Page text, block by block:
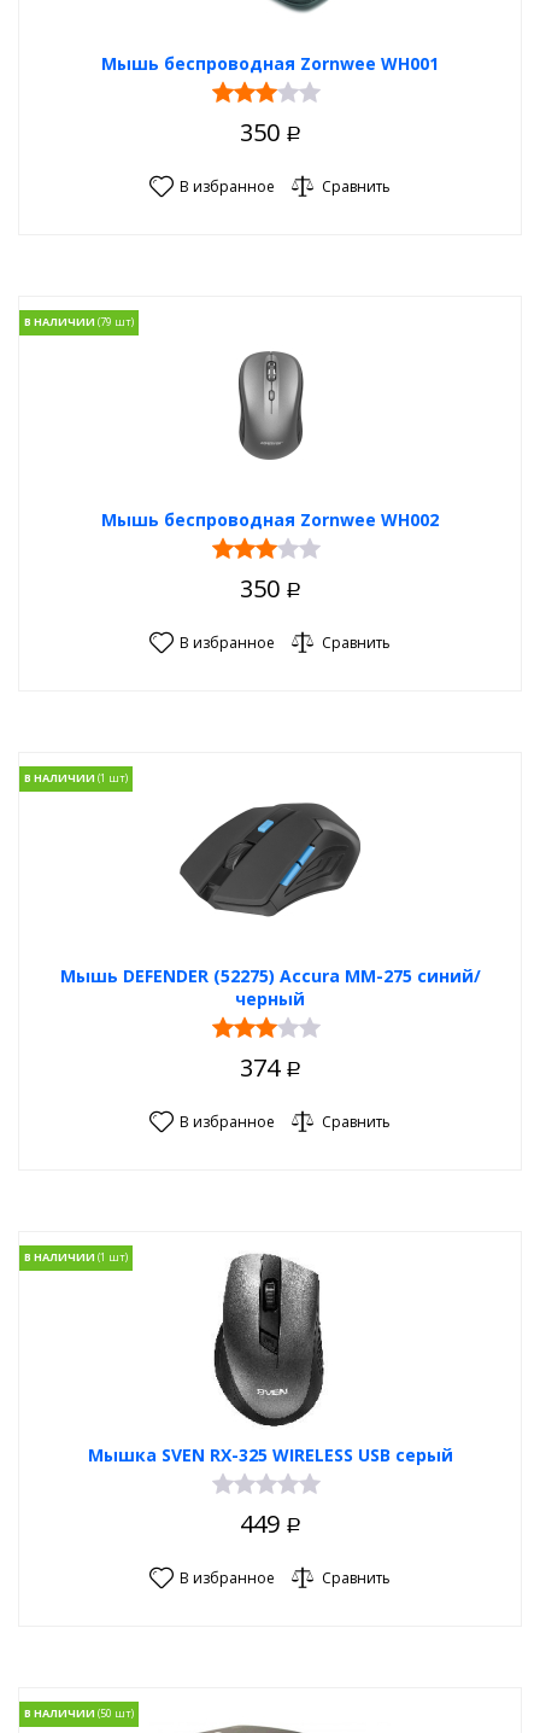
Мышь беспроводная Zornwee WH001
350 Р
В избранное Сравнить
Мышь беспроводная Zornwee WH002
В НАЛИЧИИ
350 Р
В избранное Сравнить
Мышь DEFENDER (52275) Accura MM-275 синий/
черный
В НАЛИЧИИ
374 Р
В избранное Сравнить
Мышка SVEN RX-325 WIRELESS USB серый
В НАЛИЧИИ
449 Р
В избранное Сравнить
В НАЛИЧИИ